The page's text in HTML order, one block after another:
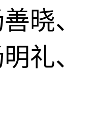
晓、
礼、